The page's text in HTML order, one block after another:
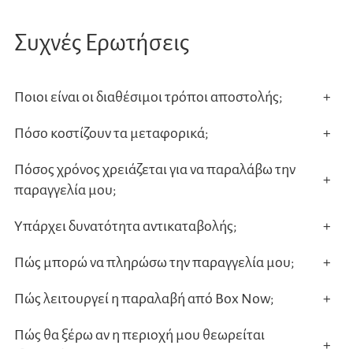
στη
του
Συχνές Ερωτήσεις
Ποιοι είναι οι διαθέσιμοι τρόποι αποστολής; +
Πόσο κοστίζουν τα μεταφορικά; +
Πόσος χρόνος χρειάζεται για να παραλάβω την
παραγγελία μου;
+
Υπάρχει δυνατότητα αντικαταβολής; +
Πώς μπορώ να πληρώσω την παραγγελία μου; +
Πώς λειτουργεί η παραλαβή από Box Now; +
Πώς θα ξέρω αν η περιοχή μου θεωρείται
+